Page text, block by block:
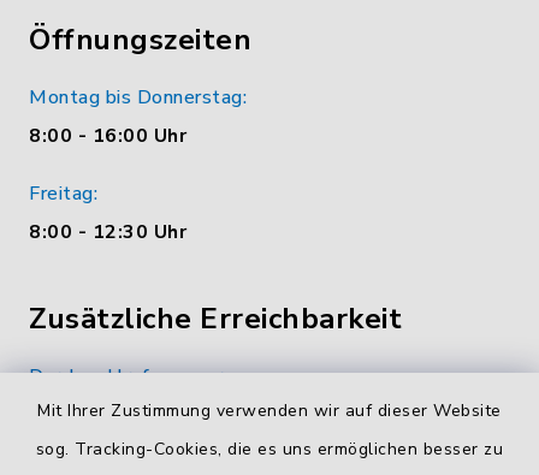
Mit Ihrer Zustimmung verwenden wir auf dieser Website
sog. Tracking-Cookies, die es uns ermöglichen besser zu
Öffnungszeiten
Montag bis Donnerstag:
8:00 - 16:00 Uhr
Freitag:
8:00 - 12:30 Uhr
Zusätzliche Erreichbarkeit
Durchwahlrufnummern
Die Durchwahlrufnummern unserer Mitarbeiterinnen
und Mitarbeiter finden Siehier.